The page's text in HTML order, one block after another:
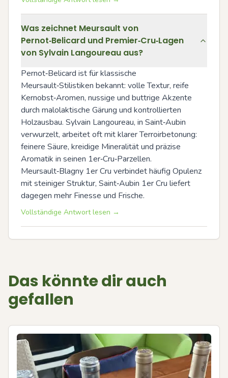
Was zeichnet Meursault von
Pernot‑Belicard und Premier‑Cru‑Lagen
von Sylvain Langoureau aus?
Pernot‑Belicard ist für klassische
Meursault‑Stilistiken bekannt: volle Textur, reife
Kernobst‑Aromen, nussige und buttrige Akzente
durch malolaktische Gärung und kontrollierten
Holzausbau. Sylvain Langoureau, in Saint‑Aubin
verwurzelt, arbeitet oft mit klarer Terroirbetonung:
feinere Säure, kreidige Mineralität und präzise
Aromatik in seinen 1er‑Cru‑Parzellen.
Meursault‑Blagny 1er Cru verbindet häufig Opulenz
mit steiniger Struktur, Saint‑Aubin 1er Cru liefert
dagegen mehr Finesse und Frische.
Vollständige Antwort lesen →
Das könnte dir auch
gefallen